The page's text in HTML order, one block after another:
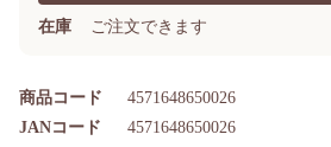
在庫 ご注文できます
商品コード 4571648650026
JANコード 4571648650026